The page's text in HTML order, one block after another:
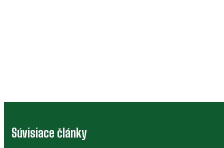
Súvisiace články